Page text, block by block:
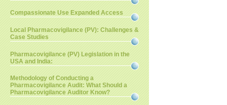
Compassionate Use Expanded Access
Local Pharmacovigilance (PV): Challenges &
Case Studies
Pharmacovigilance (PV) Legislation in the
USA and India:
Methodology of Conducting a
Pharmacovigilance Audit: What Should a
Pharmacovigilance Auditor Know?